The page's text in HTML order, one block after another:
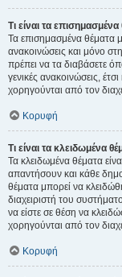
Τι είναι τα επισημασμένα
Τα επισημασμένα θέματα
ανακοινώσεις και μόνο
πρέπει να τα διαβάσετε
γενικές ανακοινώσεις,
χορηγούνται από τον
Κορυφή
Τι είναι τα κλειδωμένα
Τα κλειδωμένα θέματα
απαντήσουν και κάθε
θέματα μπορεί να
διαχειριστή του
να είστε σε θέση να
χορηγούνται από τον
Κορυφή